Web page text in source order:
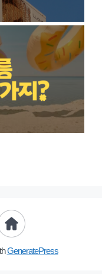
GeneratePress